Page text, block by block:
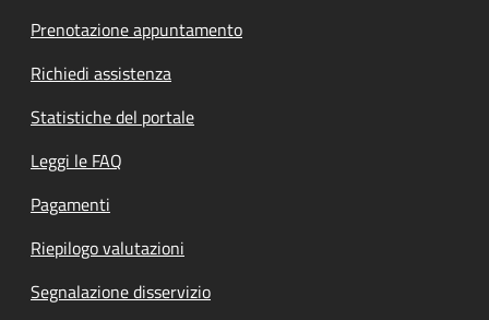
Prenotazione appuntamento
Richiedi assistenza
Statistiche del portale
Leggi le FAQ
Pagamenti
Riepilogo valutazioni
Segnalazione disservizio